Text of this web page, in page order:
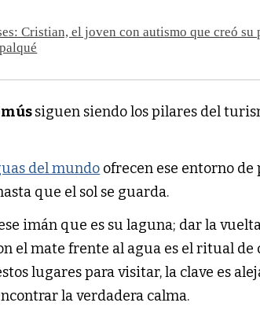
Cristian, el joven con autismo que creó
siguen siendo los pilares del
del mundo ofrecen ese entorno de
que el sol se guarda.
imán que es su laguna; dar la
el mate frente al agua es el ritual de
lugares para visitar, la clave es
la verdadera calma.